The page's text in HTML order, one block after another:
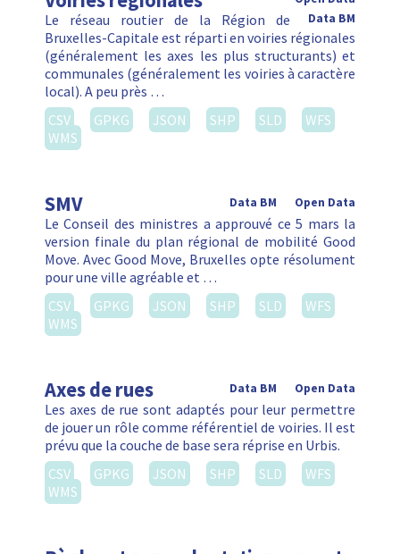
Data BM
Le réseau routier de la Région de
Bruxelles-Capitale est réparti en voiries régionales
(généralement les axes les plus structurants) et
communales (généralement les voiries à caractère
local). A peu près …
CSV
GPKG JSON SHP SLD
WFS
WMS
SMV Open Data
Data BM
Le Conseil des ministres a approuvé ce 5 mars la
version finale du plan régional de mobilité Good
Move. Avec Good Move, Bruxelles opte résolument
pour une ville agréable et …
CSV
GPKG JSON SHP SLD
WFS
WMS
Axes de rues Open Data
Data BM
Les axes de rue sont adaptés pour leur permettre
de jouer un rôle comme référentiel de voiries. Il est
prévu que la couche de base sera réprise en Urbis.
CSV
GPKG JSON SHP SLD
WFS
WMS